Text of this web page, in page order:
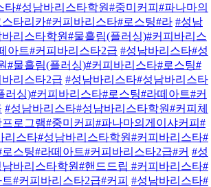
타#성남바리스타학원#중미커피#파나마의
타리카#커피바리스타#로스팅#라 #성남
리스타학원#물흘림(플러싱)#커피바리스
아트#커피바리스타2급 #성남바리스타#성
#물흘림(플러싱)#커피바리스타#로스팅#
리스타2급 #성남바리스타#성남바리스타
러싱)#커피바리스타#로스팅#라떼아트#커
#성남바리스타#성남바리스타학원#커피체
로그램#중미커피#파나마의게이샤커피#
리스타#성남바리스타학원#커피바리스타#
스팅#라떼아트#커피바리스타2급#커 #성
바리스타학원#핸드드립 #커피바리스타#
#커피바리스타2급#커피 #성남바리스타#